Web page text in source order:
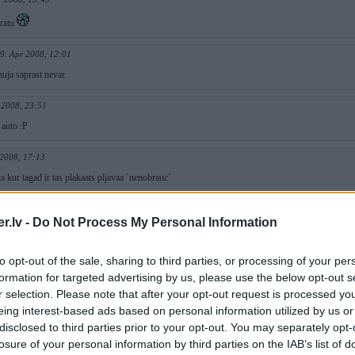
- Do Not Process My Personal Information
opt-out of the sale, sharing to third parties, or processing of your
for targeted advertising by us, please use the below opt-out
selection. Please note that after your opt-out request is processed
interest-based ads based on personal information utilized by us
to third parties prior to your opt-out. You may separately
of your personal information by third parties on the IAB’s list of
Apr 2008, 12:01
saprast nevar.
23:51
:P
17:13
kur tagad ir tas plakaats pljavaa `nenobrauc`
salasīt `nenobrauc` tur nu gan nevarēj
11:18
2008, 10:25
vienu, bet tam ir ierobezotajs un vairak pa 270 neiet